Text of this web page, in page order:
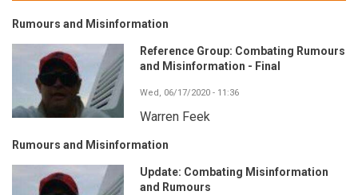
Rumours and Misinformation
Reference Group: Combating Rumours
and Misinformation - Final
Wed, 06/17/2020 - 11:36
Warren Feek
Rumours and Misinformation
Update: Combating Misinformation
and Rumours